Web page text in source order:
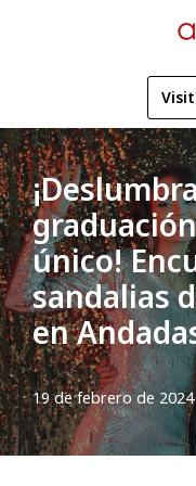
único!
sandalias
en
19 de febrero de 2024